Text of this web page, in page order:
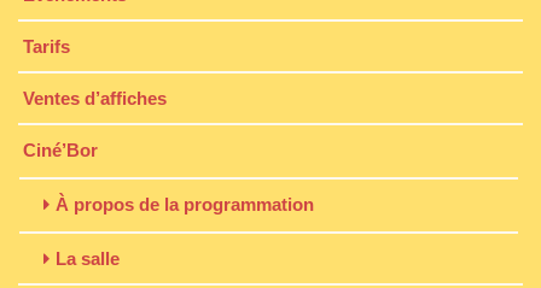
Tarifs
Ventes d’affiches
Ciné’Bor
À propos de la programmation
La salle